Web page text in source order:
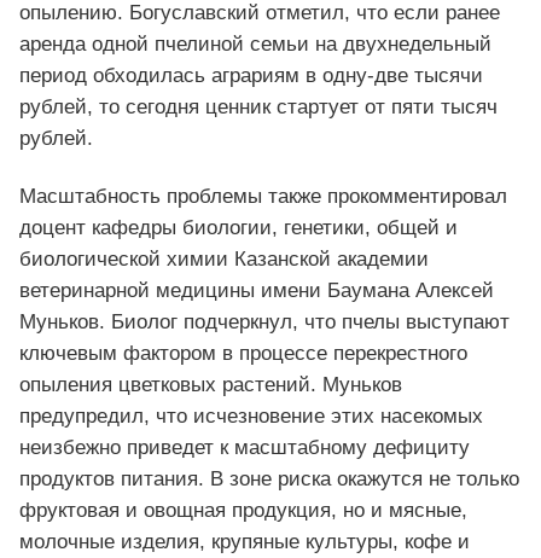
опылению. Богуславский отметил, что если ранее
аренда одной пчелиной семьи на двухнедельный
период обходилась аграриям в одну-две тысячи
рублей, то сегодня ценник стартует от пяти тысяч
рублей.
Масштабность проблемы также прокомментировал
доцент кафедры биологии, генетики, общей и
биологической химии Казанской академии
ветеринарной медицины имени Баумана Алексей
Муньков. Биолог подчеркнул, что пчелы выступают
ключевым фактором в процессе перекрестного
опыления цветковых растений. Муньков
предупредил, что исчезновение этих насекомых
неизбежно приведет к масштабному дефициту
продуктов питания. В зоне риска окажутся не только
фруктовая и овощная продукция, но и мясные,
молочные изделия, крупяные культуры, кофе и